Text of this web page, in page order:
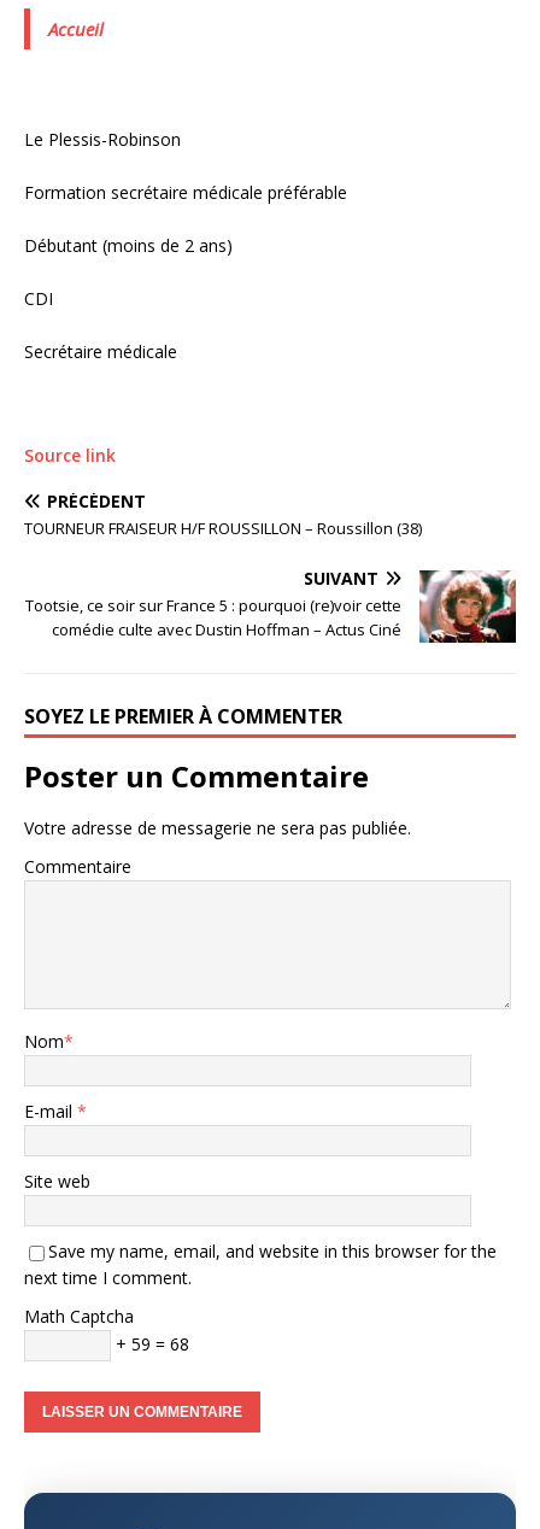
Accueil
Le Plessis-Robinson
Formation secrétaire médicale préférable
Débutant (moins de 2 ans)
CDI
Secrétaire médicale
Source link
PRÉCÉDENT
TOURNEUR FRAISEUR H/F ROUSSILLON – Roussillon (38)
SUIVANT
Tootsie, ce soir sur France 5 : pourquoi (re)voir cette
comédie culte avec Dustin Hoffman – Actus Ciné
SOYEZ LE PREMIER À COMMENTER
Poster un Commentaire
Votre adresse de messagerie ne sera pas publiée.
Commentaire
Nom*
E-mail *
Site web
Save my name, email, and website in this browser for the
next time I comment.
Math Captcha
+ 59 = 68